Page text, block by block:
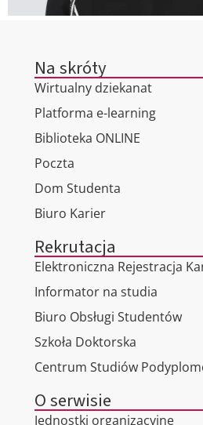
Na skróty
Wirtualny dziekanat
Platforma e-learning
Biblioteka ONLINE
Poczta
Dom Studenta
Biuro Karier
Rekrutacja
Elektroniczna Rejestracja
Informator na studia
Biuro Obsługi Studentów
Szkoła Doktorska
Centrum Studiów
O serwisie
Jednostki organizacyjne